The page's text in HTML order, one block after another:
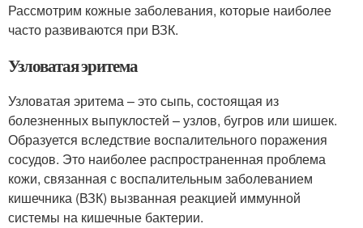
Рассмотрим кожные заболевания, которые наиболее
часто развиваются при ВЗК.
Узловатая эритема
Узловатая эритема – это сыпь, состоящая из
болезненных выпуклостей – узлов, бугров или шишек.
Образуется вследствие воспалительного поражения
сосудов. Это наиболее распространенная проблема
кожи, связанная с воспалительным заболеванием
кишечника (ВЗК) вызванная реакцией иммунной
системы на кишечные бактерии.